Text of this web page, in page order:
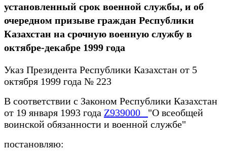
установленный срок военной службы, и об
очередном призыве граждан Республики
Казахстан на срочную военную службу в
октябре-декабре 1999 года
Указ Президента Республики Казахстан от 5
октября 1999 года № 223
В соответствии с Законом Республики Казахстан
от 19 января 1993 года Z939000_ "О всеобщей
воинской обязанности и военной службе"
постановляю: